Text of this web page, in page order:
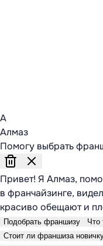
А
Алмаз
Помогу выбрать
Привет! Я Алмаз,
в франчайзинге,
красиво обещают и
Подобрать франшизу
Что
Стоит ли франшиза